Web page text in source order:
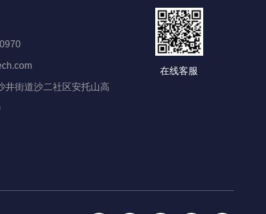
井街道沙二社区安托山高
在线客服